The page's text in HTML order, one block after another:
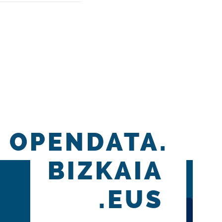
OPENDATA.
BIZKAIA
.EUS